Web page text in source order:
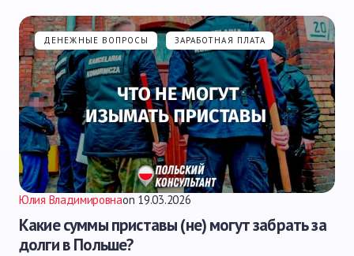
ДЕНЕЖНЫЕ ВОПРОСЫ ЗАРАБОТНАЯ ПЛАТА
Юлия Владимировнаon 19.03.2026
Какие суммы приставы (не) могут забрать за
долги в Польше?